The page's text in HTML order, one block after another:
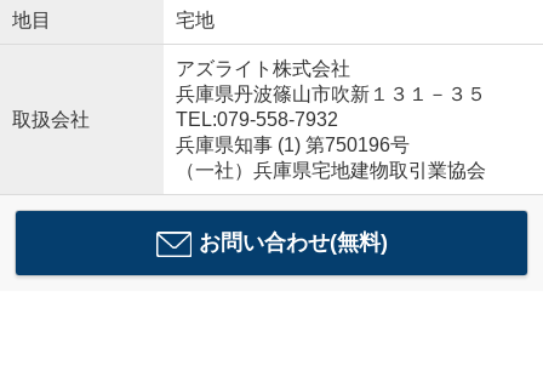
地目 宅地
取扱会社
アズライト株式会社
兵庫県丹波篠山市吹新１３１－３５
TEL:079-558-7932
兵庫県知事 (1) 第750196号
（一社）兵庫県宅地建物取引業協会
お問い合わせ(無料)